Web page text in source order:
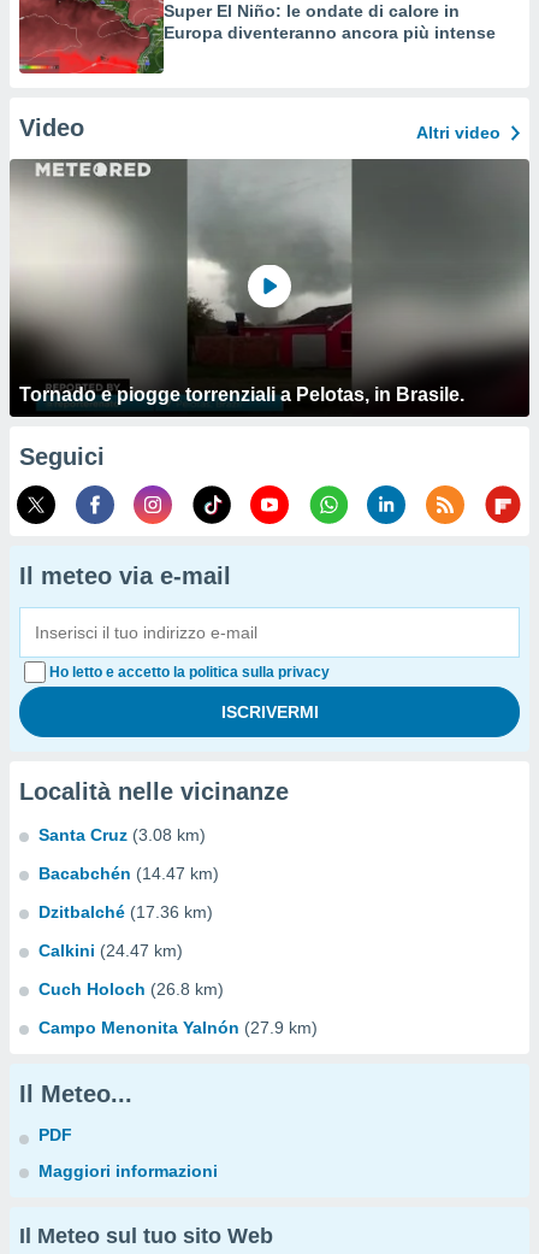
Super El Niño: le ondate di calore in
Europa diventeranno ancora più intense
Video Altri video
Tornado e piogge torrenziali a Pelotas, in Brasile.
Seguici
Il meteo via e-mail
Ho letto e accetto la politica sulla privacy
Località nelle vicinanze
Santa Cruz (3.08 km)
Bacabchén (14.47 km)
Dzitbalché (17.36 km)
Calkini (24.47 km)
Cuch Holoch (26.8 km)
Campo Menonita Yalnón (27.9 km)
Il Meteo...
PDF
Maggiori informazioni
Il Meteo sul tuo sito Web